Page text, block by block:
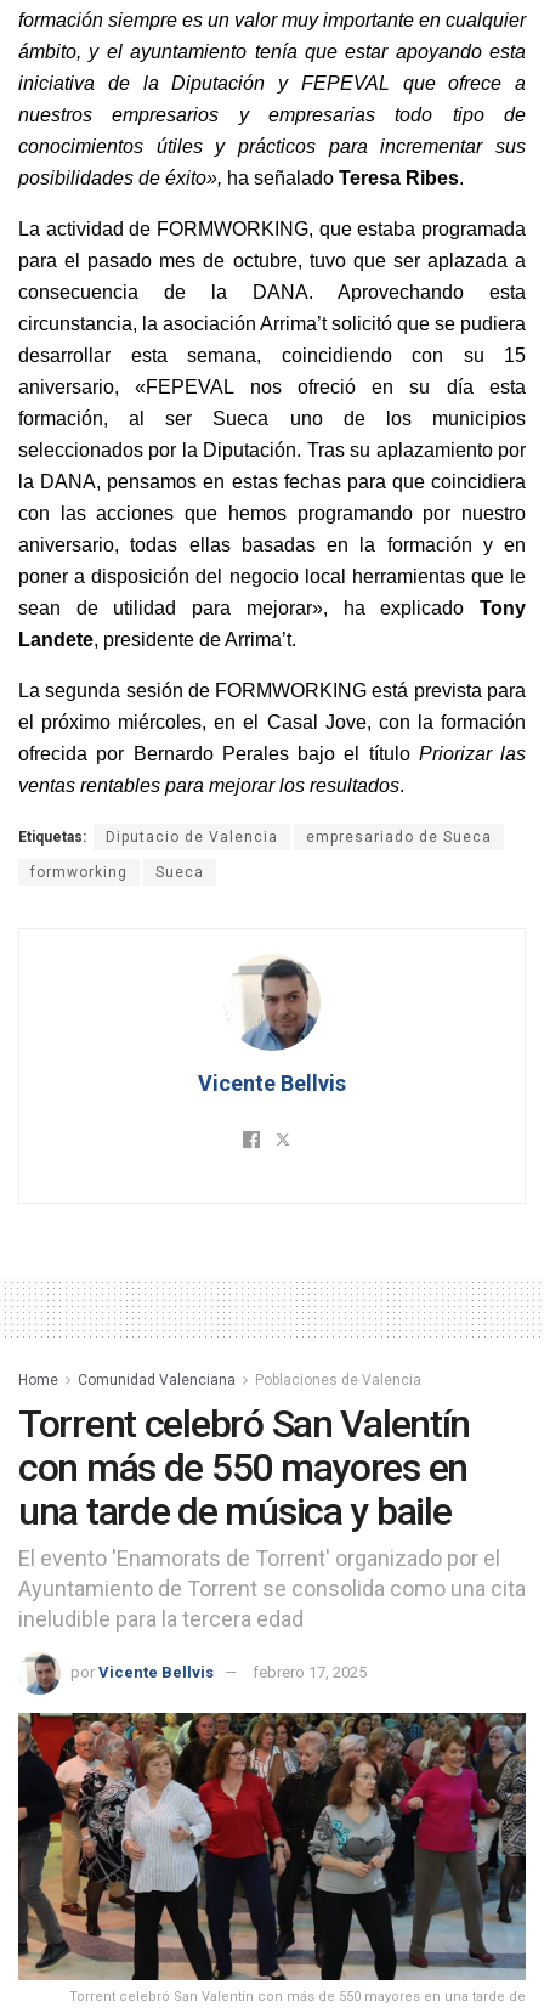
formación siempre es un valor muy importante en cualquier
ámbito, y el ayuntamiento tenía que estar apoyando esta
iniciativa de laDiputación y FEPEVAL
que ofrece a
nuestros empresarios y empresariastodo tipo de
conocimientos útiles y prácticos paraincrementar sus
posibilidades de éxito», ha señalado Teresa Ribes.
La actividad de FORMWORKING, que estaba programada
para el pasado mes de octubre, tuvo que ser aplazada a
consecuencia de la DANA. Aprovechando esta
circunstancia, la asociación Arrima’t solicitó que se pudiera
desarrollar esta semana, coincidiendo con su 15
aniversario, «FEPEVAL nos ofreció en su día esta
formación, al ser Sueca uno de los municipios
seleccionados por la Diputación. Tras su aplazamiento por
la DANA, pensamos en estas fechas para que coincidiera
con las acciones que hemos programando por nuestro
aniversario, todas ellas basadas en la formación y en
poner a disposición del negocio local herramientas que le
sean de utilidad para mejorar», ha explicado Tony
Landete, presidente de Arrima’t.
La segunda sesión de FORMWORKING está prevista para
el próximo miércoles, en el Casal Jove, con la formación
ofrecida por Bernardo Perales bajo el título Priorizar las
ventas rentables para mejorar los resultados.
Etiquetas: Diputacio de Valencia empresariado de Sueca
formworking Sueca
Vicente Bellvis
Home Comunidad Valenciana Poblaciones de Valencia
Torrent celebró San Valentín
con más de 550 mayores en
una tarde de música y baile
El evento 'Enamorats de Torrent' organizado por el
Ayuntamiento de Torrent se consolida como una cita
ineludible para la tercera edad
por Vicente Bellvis febrero 17, 2025
Torrent celebró San Valentín con más de 550 mayores en una tarde de